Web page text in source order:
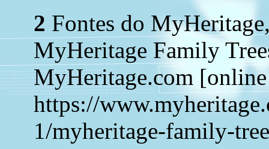
2 Fontes do
MyHeritage Family
MyHeritage.com
https://
1/myheritage-family-